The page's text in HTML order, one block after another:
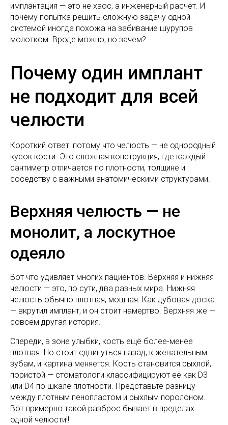
имплантация — это не хаос, а инженерный расчёт. И
почему попытка решить сложную задачу одной
системой иногда похожа на забивание шурупов
молотком. Вроде можно, но зачем?
Почему один имплант
не подходит для всей
челюсти
Короткий ответ: потому что челюсть — не однородный
кусок кости. Это сложная конструкция, где каждый
сантиметр отличается по плотности, толщине и
соседству с важными анатомическими структурами.
Верхняя челюсть — не
монолит, а лоскутное
одеяло
Вот что удивляет многих пациентов. Верхняя и нижняя
челюсти — это, по сути, два разных мира. Нижняя
челюсть обычно плотная, мощная. Как дубовая доска
— вкрутил имплант, и он стоит намертво. Верхняя же —
совсем другая история.
Спереди, в зоне улыбки, кость ещё более-менее
плотная. Но стоит сдвинуться назад, к жевательным
зубам, и картина меняется. Кость становится рыхлой,
пористой — стоматологи классифицируют её как D3
или D4 по шкале плотности. Представьте разницу
между плотным пенопластом и рыхлым поролоном.
Вот примерно такой разброс бывает в пределах
одной челюсти!!